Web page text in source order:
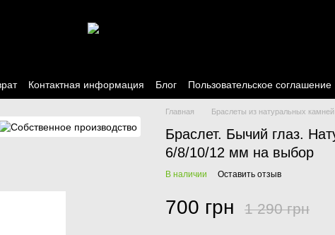
Контактная информация Блог Пользовательское соглашение
Главная Браслеты из натуральных камней
Браслет. Бычий глаз.
6/8/10/12 мм на выбор
В наличии Оставить отзыв
700 грн 1 290 грн